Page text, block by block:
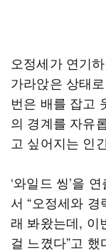
오정세가 연기
가라앉은 상태
번은 배를 잡고
의 경계를 자유
고 싶어지는 인
‘와일드 씽’을
서 “오정세와
래 봐왔는데, 이
걸 느꼈다”고